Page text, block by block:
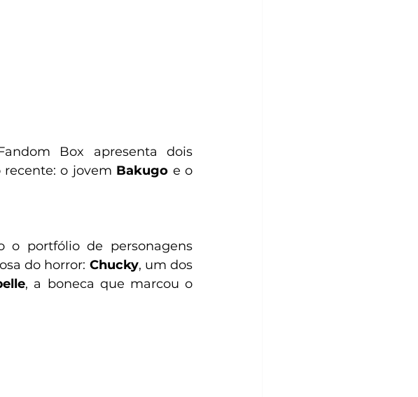
Box apresenta dois
o jovem Bakugo e o
o portfólio de personagens
do horror: Chucky, um dos
, a boneca que marcou o